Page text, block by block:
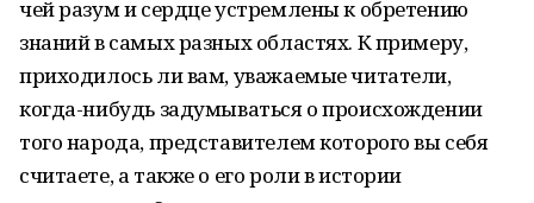
чей разум и сердце устремлены к обретению
знаний в самых разных областях. К примеру,
приходилось ли вам, уважаемые читатели,
когда-нибудь задумываться о происхождении
того народа, представителем которого вы себя
считаете, а также о его роли в истории